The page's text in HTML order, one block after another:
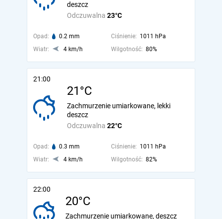
Odczuwalna 23°C
deszcz
Opad: 0.2 mm Ciśnienie: 1011 hPa
Wiatr:
4 km/h Wilgotność: 80%
21:00
21°C
Odczuwalna 22°C
Zachmurzenie umiarkowane, lekki
deszcz
Opad: 0.3 mm Ciśnienie: 1011 hPa
Wiatr:
4 km/h Wilgotność: 82%
22:00
20°C
Zachmurzenie umiarkowane, deszcz